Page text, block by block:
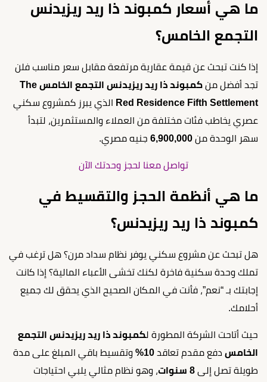
ما هي أسعار كمبوند ذا ريد ريزيدنس
التجمع الخامس؟
إذا كنت تبحث عن قيمة عقارية مرتفعة مقابل سعر مناسب فلن
تجد أفضل من
كمبوند ذا ريد ريزيدنس التجمع الخامس The
Red Residence Fifth Settlement الذي يبرز كمشروع سكني
عصري يخاطب فئات مختلفة من العملاء والمستثمرين، لتبدأ
سهر الوحدة من 6,900,000 جنيه مصري.
تواصل معنا لحجز وحدتك الآن
ما هي أنظمة الحجز والتقسيط في
كمبوند ذا ريد ريزيدنس؟
هل تبحث عن مشروع سكني يوفر نظام سداد مرن؟ هل ترغب في
تملك وحدة سكنية فاخرة لكنك تخشى الأعباء المالية؟ إذا كانت
إجابتك بـ “نعم”، فأنت في المكان الصحيح الذي يحقق لك جميع
أحلامك.
حيث أتاحت الشركة المطورة لكمبوند ذا ريد ريزيدنس التجمع
الخامس دفع مقدم تعاقد 10%
وتقسيط باقي المبلغ على مدة
طويلة تصل إلى 8 سنوات
، وهو نظام مثالي يلبي احتياجات